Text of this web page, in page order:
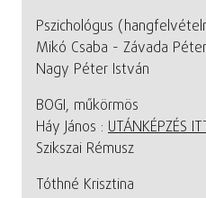
Pszichológus
Mikó Csaba - Závada
Nagy Péter István
BOGI, műkörmös
Háy János : UTÁNKÉPZÉS
Szikszai Rémusz
Tóthné Krisztina